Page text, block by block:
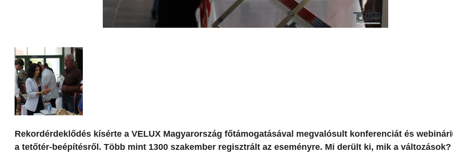
Rekordérdeklődés kísérte a VELUX Magyarország főtámogatásával megvalósult konferenciát és
a tetőtér-beépítésről. Több mint 1300 szakember regisztrált az eseményre. Mi derült ki, mik a változások?